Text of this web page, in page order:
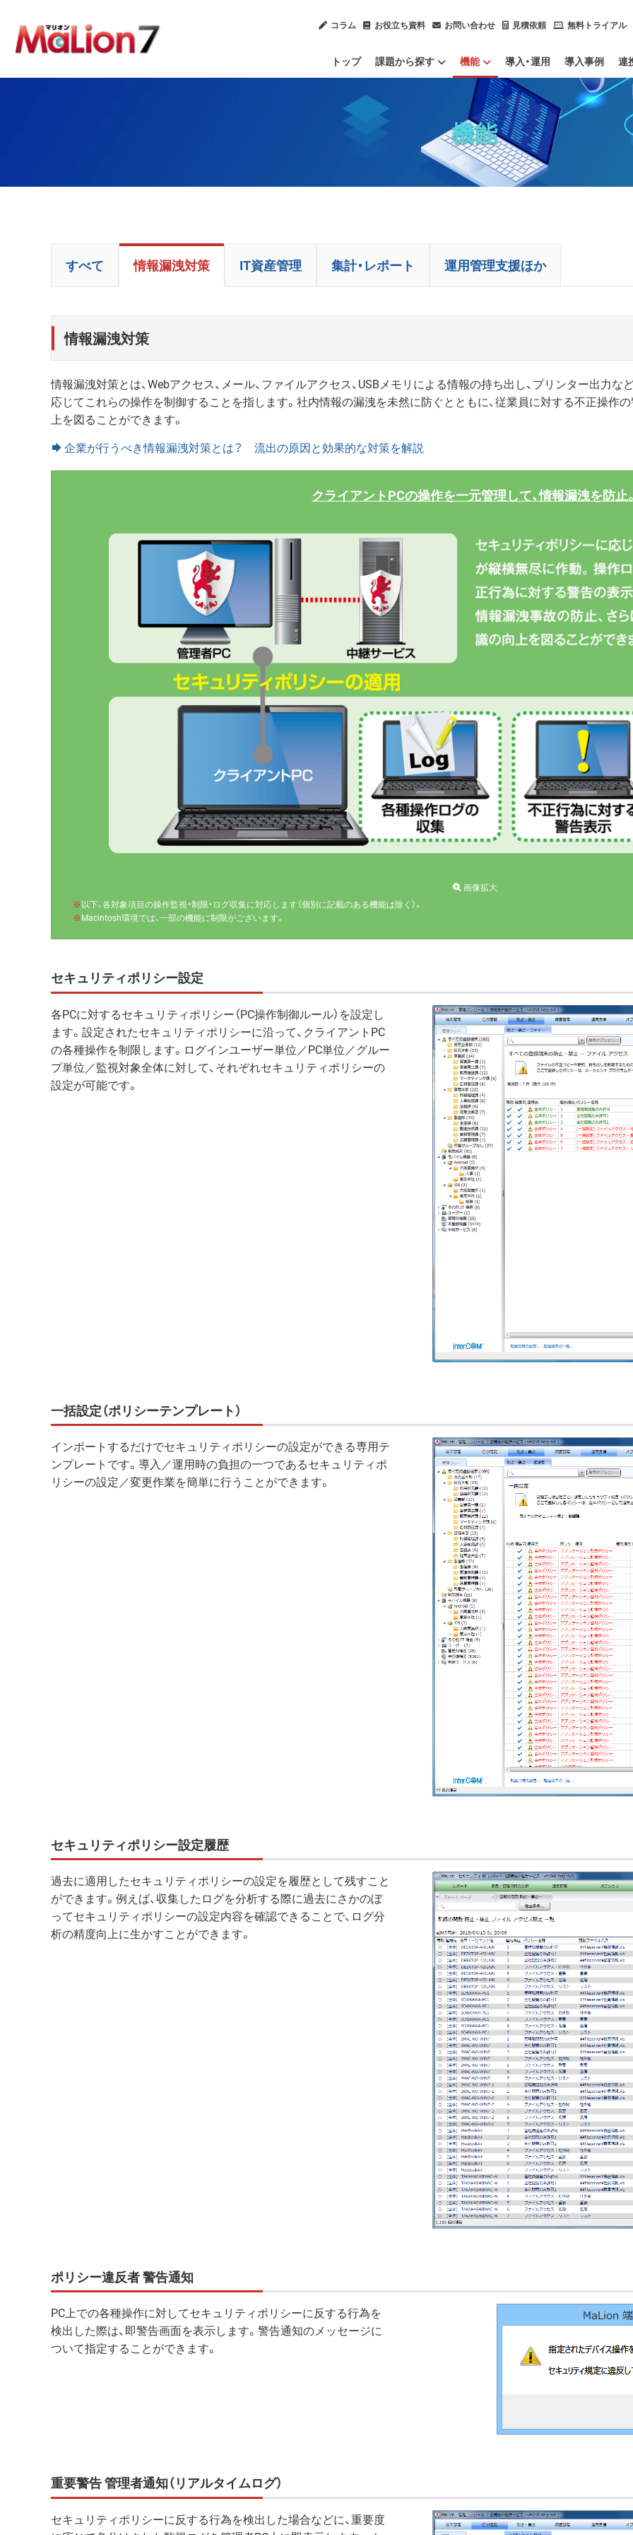
コラム お役立ち資料 お問い合わせ 見積依頼 無料トライアル
トップ 課題から探す
業務用端
内部不正による情報漏洩を防止したい Mac端末
ChatGPTのセキュリティ対策をしたい 社内のデ
ソフトウェアのライセンスを管理したい OSアップ
IT資産管理ツールをクラウド化したい Pマーク
社内ヘルプデスク業務を効率化したい PCログを
残業（長
機能
情報漏洩対策
IT資産管理
集計・レポート
運用管理支援ほか
導入・運用 導入事例 連
機能
すべて 情報漏洩対策 IT資産管理 集計・レポート 運用管理支援ほか
情報漏洩対策
情報漏洩対策とは、Webアクセス、メール、ファイルアクセス、USBメモリによる情報の持ち出し、プリンター出力な
応じてこれらの操作を制御することを指します。社内情報の漏洩を未然に防ぐとともに、従業員に対する不正操作
上を図ることができます。
企業が行うべき情報漏洩対策とは？ 流出の原因と効果的な対策を解説
クライアントPCの操作を一元管理して、情報漏洩を防止
画像拡大
※以下、各対象項目の操作監視・制限・ログ収集に対応します（個別に記載のある機能は除く）。
※Macintosh環境では、一部の機能に制限がございます。
セキュリティポリシー設定
各PCに対するセキュリティポリシー（PC操作制御ルール）を設定し
ます。設定されたセキュリティポリシーに沿って、クライアントPC
の各種操作を制限します。ログインユーザー単位／PC単位／グルー
プ単位／監視対象全体に対して、それぞれセキュリティポリシーの
設定が可能です。
一括設定（ポリシーテンプレート）
インポートするだけでセキュリティポリシーの設定ができる専用テ
ンプレートです。導入／運用時の負担の一つであるセキュリティポ
リシーの設定／変更作業を簡単に行うことができます。
セキュリティポリシー設定履歴
過去に適用したセキュリティポリシーの設定を履歴として残すこと
ができます。例えば、収集したログを分析する際に過去にさかのぼ
ってセキュリティポリシーの設定内容を確認できることで、ログ分
析の精度向上に生かすことができます。
ポリシー違反者 警告通知
PC上での各種操作に対してセキュリティポリシーに反する行為を
検出した際は、即警告画面を表示します。警告通知のメッセージに
ついて指定することができます。
重要警告 管理者通知（リアルタイムログ）
セキュリティポリシーに反する行為を検出した場合などに、重要度